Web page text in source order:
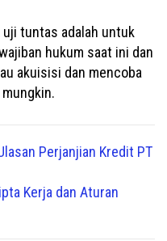
tuntas adalah untuk
hukum saat ini dan
akuisisi dan mencoba
Perjanjian Kredit PT
Kerja dan Aturan